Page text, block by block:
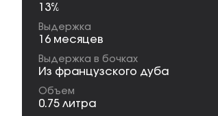
13%
Выдержка
16 месяцев
Выдержка в бочках
Из французского дуба
Объем
0.75 литра